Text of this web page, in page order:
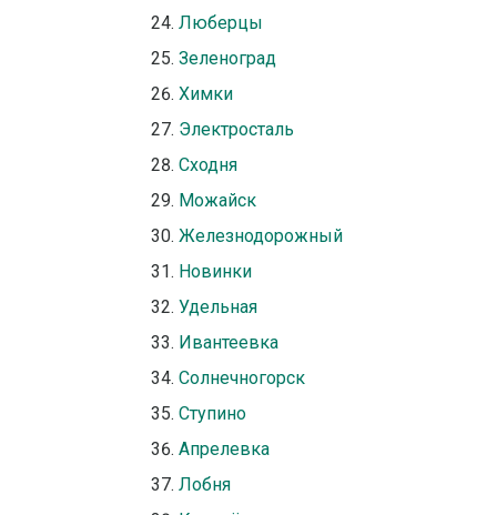
Люберцы
Зеленоград
Химки
Электросталь
Сходня
Можайск
Железнодорожный
Новинки
Удельная
Ивантеевка
Солнечногорск
Ступино
Апрелевка
Лобня